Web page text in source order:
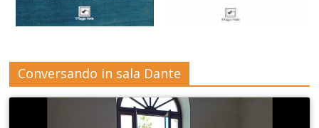
Conversando in sala Dante